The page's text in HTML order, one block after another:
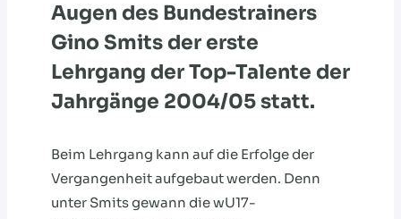
Augen des Bundestrainers
Gino Smits der erste
Lehrgang der Top-Talente der
Jahrgänge 2004/05 statt.
Beim Lehrgang kann auf die Erfolge der
Vergangenheit aufgebaut werden. Denn
unter Smits gewann die wU17-